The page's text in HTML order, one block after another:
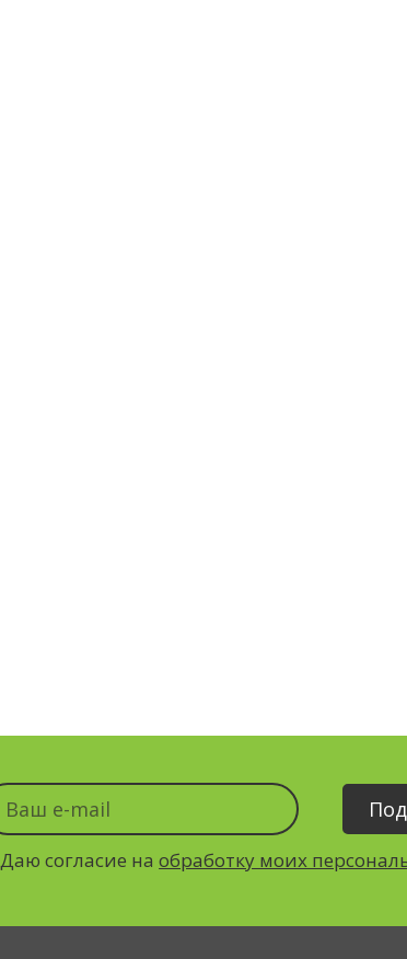
Даю согласие наобработку моих